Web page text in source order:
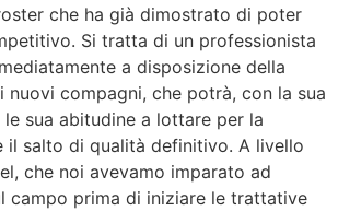
che ha già dimostrato di poter
Si tratta di un professionista
a disposizione della
nuovi compagni, che potrà, con la sua
sua abitudine a lottare per la
salto di qualità definitivo. A livello
che noi avevamo imparato ad
campo prima di iniziare le trattative